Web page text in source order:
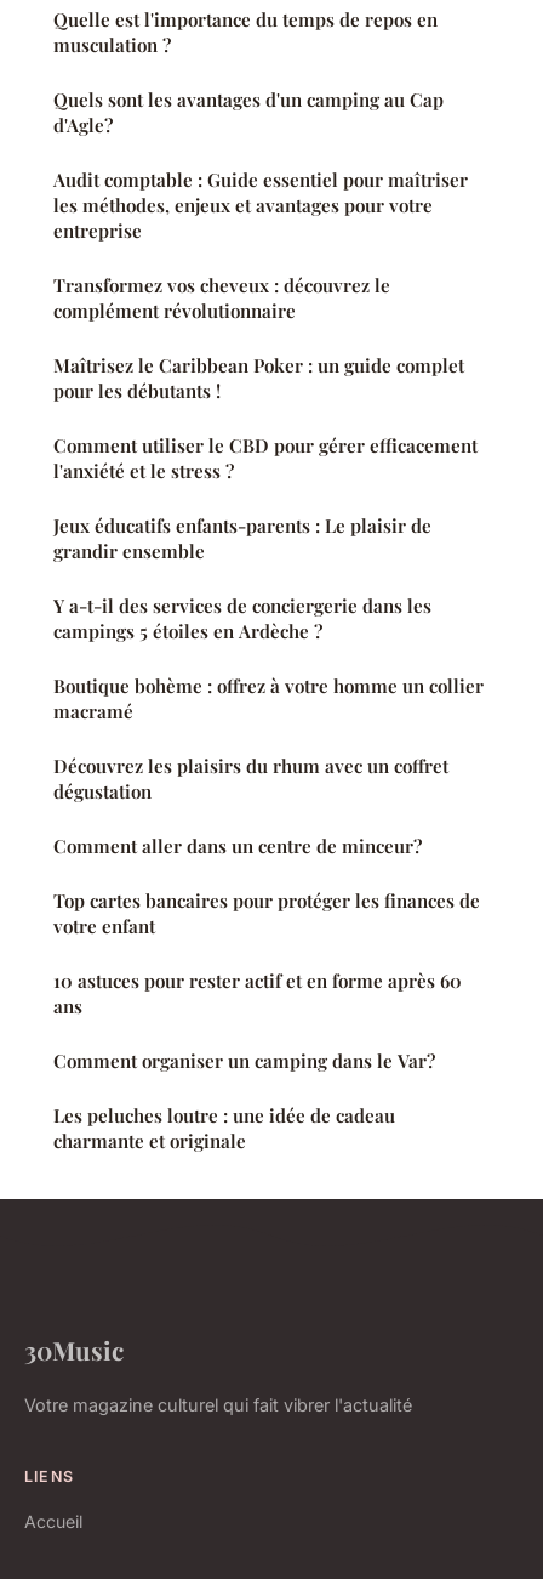
Quelle est l'importance du temps de repos en
musculation ?
Quels sont les avantages d'un camping au Cap
d'Agle?
Audit comptable : Guide essentiel pour maîtriser
les méthodes, enjeux et avantages pour votre
entreprise
Transformez vos cheveux : découvrez le
complément révolutionnaire
Maîtrisez le Caribbean Poker : un guide complet
pour les débutants !
Comment utiliser le CBD pour gérer efficacement
l'anxiété et le stress ?
Jeux éducatifs enfants-parents : Le plaisir de
grandir ensemble
Y a-t-il des services de conciergerie dans les
campings 5 étoiles en Ardèche ?
Boutique bohème : offrez à votre homme un collier
macramé
Découvrez les plaisirs du rhum avec un coffret
dégustation
Comment aller dans un centre de minceur?
Top cartes bancaires pour protéger les finances de
votre enfant
10 astuces pour rester actif et en forme après 60
ans
Comment organiser un camping dans le Var?
Les peluches loutre : une idée de cadeau
charmante et originale
30Music
Votre magazine culturel qui fait vibrer l'actualité
LIENS
Accueil